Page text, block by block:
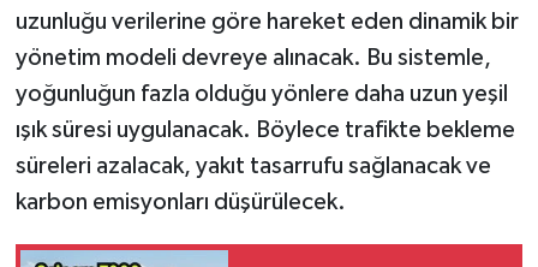
uzunluğu verilerine göre hareket eden dinamik bir
yönetim modeli devreye alınacak. Bu sistemle,
yoğunluğun fazla olduğu yönlere daha uzun yeşil
ışık süresi uygulanacak. Böylece trafikte bekleme
süreleri azalacak, yakıt tasarrufu sağlanacak ve
karbon emisyonları düşürülecek.